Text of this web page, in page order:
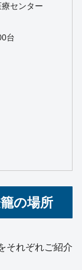
センター
台
の場所
それぞれご紹介